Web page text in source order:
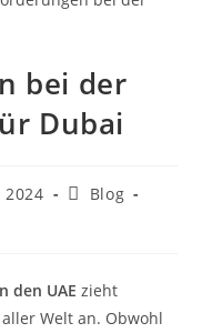
bei der
Dubai
2024
Blog
den UAE zieht
Welt an. Obwohl